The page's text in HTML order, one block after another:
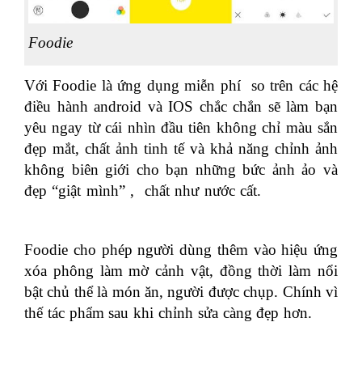
Foodie
Với Foodie là ứng dụng miễn phí so trên các hệ
điều hành android và IOS chắc chắn sẽ làm bạn
yêu ngay từ cái nhìn đầu tiên không chỉ màu sắn
đẹp mắt, chất ảnh tinh tế và khả năng chỉnh ảnh
không biên giới cho bạn những bức ảnh ảo và
đẹp “giật mình” , chất như nước cất.
Foodie cho phép người dùng thêm vào hiệu ứng
xóa phông làm mờ cảnh vật, đồng thời làm nổi
bật chủ thể là món ăn, người được chụp. Chính vì
thế tác phẩm sau khi chỉnh sửa càng đẹp hơn.